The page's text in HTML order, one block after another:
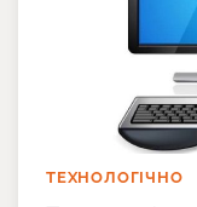
ТЕХНОЛОГІЧНО